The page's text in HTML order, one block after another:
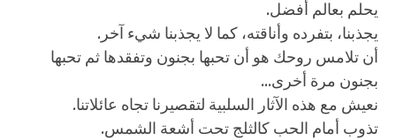
يحلم بعالم أفضل.
يجذبنا، بتفرده وأناقته، كما لا يجذبنا شيء آخر.
أن تلامس روحك هو أن تحبها بجنون وتفقدها ثم تحبها
بجنون مرة أخرى...
نعيش مع هذه الآثار السلبية لتقصيرنا تجاه عائلاتنا.
تذوب أمام الحب كالثلج تحت أشعة الشمس.